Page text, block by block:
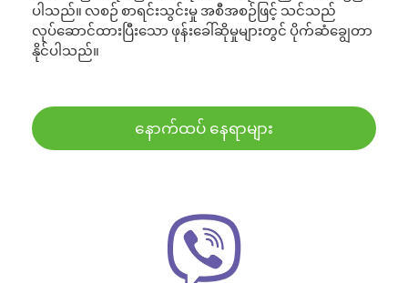
ပါသည်။ လစဉ် စာရင်းသွင်းမှု အစီအစဉ်ဖြင့် သင်သည်
လုပ်ဆောင်ထားပြီးသော ဖုန်းခေါ်ဆိုမှုများတွင် ပိုက်ဆံချွေတာ
နိုင်ပါသည်။
နောက်ထပ် နေရာများ